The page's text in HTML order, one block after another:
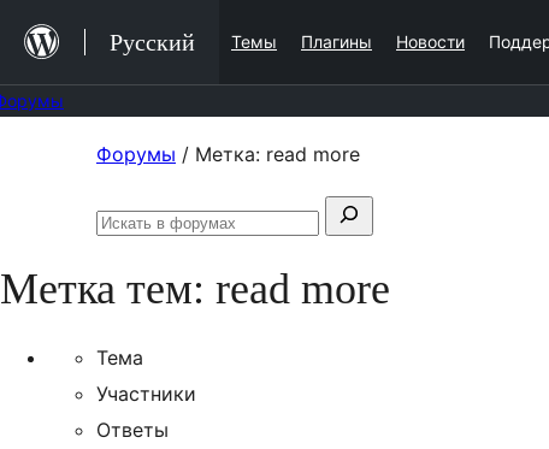
содержимому
Русский Темы Плагины Новости
содержимому
Форумы / Метка: read more
Поиск:
Искать
Метка тем: read more
Тема
Участники
Ответы